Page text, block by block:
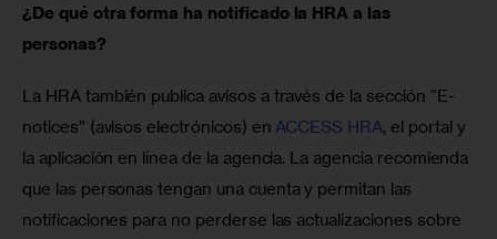
¿De qué otra forma ha notificado la HRA a las
personas?
La HRA también publica avisos a través de la sección “E-
notices” (avisos electrónicos) en ACCESS HRA, el portal y
la aplicación en línea de la agencia. La agencia recomienda
que las personas tengan una cuenta y permitan las
notificaciones para no perderse las actualizaciones sobre